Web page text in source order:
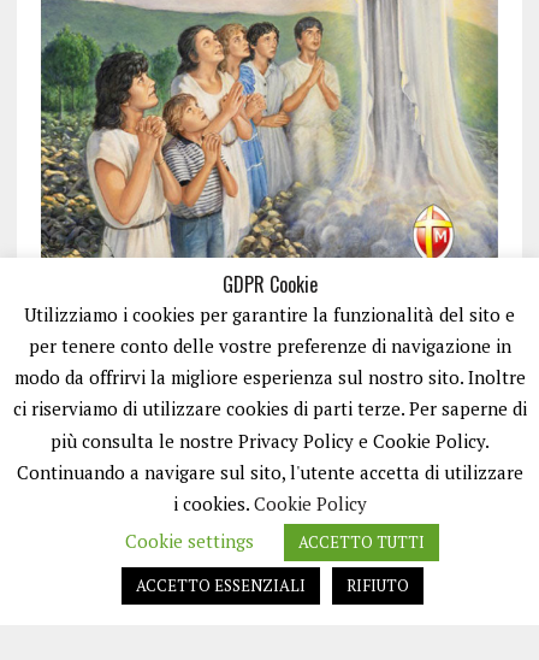
ISCRIVITI
GDPR Cookie
Utilizziamo i cookies per garantire la funzionalità del sito e
per tenere conto delle vostre preferenze di navigazione in
modo da offrirvi la migliore esperienza sul nostro sito. Inoltre
ci riserviamo di utilizzare cookies di parti terze. Per saperne di
più consulta le nostre Privacy Policy e Cookie Policy.
Continuando a navigare sul sito, l'utente accetta di utilizzare
i cookies. Cookie Policy
Cookie settings
ACCETTO TUTTI
ACCETTO ESSENZIALI
RIFIUTO